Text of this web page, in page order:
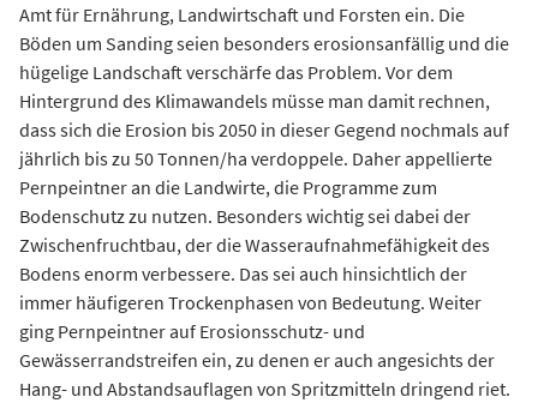
Amt für Ernährung, Landwirtschaft und Forsten ein. Die
Böden um Sanding seien besonders erosionsanfällig und die
hügelige Landschaft verschärfe das Problem. Vor dem
Hintergrund des Klimawandels müsse man damit rechnen,
dass sich die Erosion bis 2050 in dieser Gegend nochmals auf
jährlich bis zu 50 Tonnen/ha verdoppele. Daher appellierte
Pernpeintner an die Landwirte, die Programme zum
Bodenschutz zu nutzen. Besonders wichtig sei dabei der
Zwischenfruchtbau, der die Wasseraufnahmefähigkeit des
Bodens enorm verbessere. Das sei auch hinsichtlich der
immer häufigeren Trockenphasen von Bedeutung. Weiter
ging Pernpeintner auf Erosionsschutz- und
Gewässerrandstreifen ein, zu denen er auch angesichts der
Hang- und Abstandsauflagen von Spritzmitteln dringend riet.